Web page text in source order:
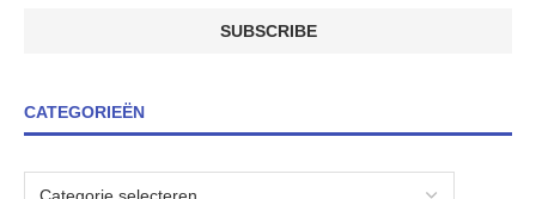
CATEGORIEËN